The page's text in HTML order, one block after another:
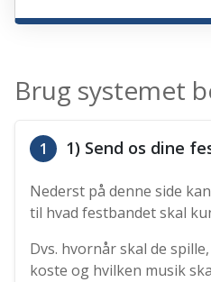
Brug systemet
1 1) Send os dine
Nederst på denne side
til hvad festbandet skal
Dvs. hvornår skal de
koste og hvilken musik